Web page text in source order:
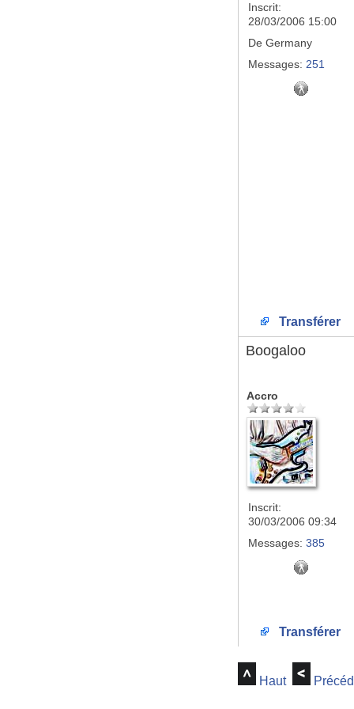
Inscrit:
28/03/2006 15:00
De Germany
Messages: 251
Transférer
Boogaloo
Accro
Inscrit:
30/03/2006 09:34
Messages: 385
Transférer
Haut